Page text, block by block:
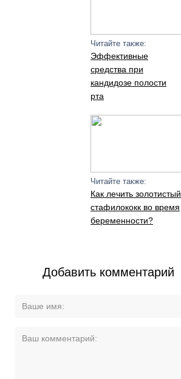
Читайте также:
Эффективные
средства при
кандидозе полости
рта
Читайте также:
Как лечить золотистый
стафилококк во время
беременности?
Добавить комментарий